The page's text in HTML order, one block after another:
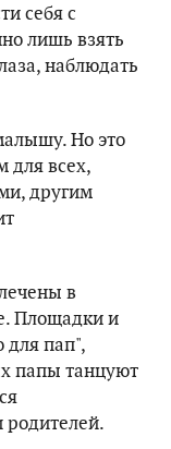
себя с
лишь взять
наблюдать
Но это
для всех,
другим
в
Площадки и
для пап",
папы танцуют
родителей.